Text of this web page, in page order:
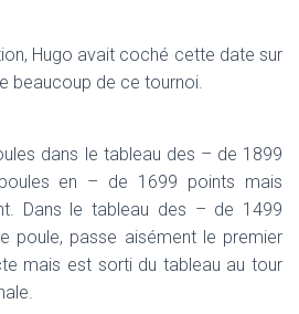
Hugo avait coché cette date sur
beaucoup de ce tournoi.
dans le tableau des – de 1899
en – de 1699 points mais
Dans le tableau des – de 1499
poule, passe aisément le premier
mais est sorti du tableau au tour